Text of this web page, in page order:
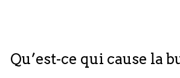
Qu’est-ce qui cause la